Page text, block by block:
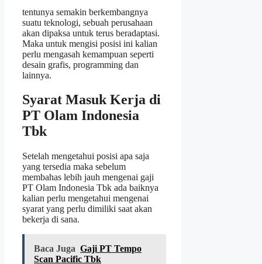
tentunya semakin berkembangnya
suatu teknologi, sebuah perusahaan
akan dipaksa untuk terus beradaptasi.
Maka untuk mengisi posisi ini kalian
perlu mengasah kemampuan seperti
desain grafis, programming dan
lainnya.
Syarat Masuk Kerja di
PT Olam Indonesia
Tbk
Setelah mengetahui posisi apa saja
yang tersedia maka sebelum
membahas lebih jauh mengenai gaji
PT Olam Indonesia Tbk ada baiknya
kalian perlu mengetahui mengenai
syarat yang perlu dimiliki saat akan
bekerja di sana.
Baca Juga Gaji PT Tempo
Scan Pacific Tbk